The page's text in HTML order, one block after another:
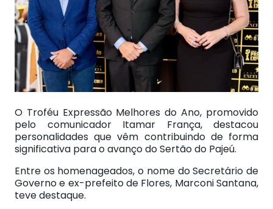
O Troféu Expressão Melhores do Ano, promovido
pelo comunicador Itamar França, destacou
personalidades que vêm contribuindo de forma
significativa para o avanço do Sertão do Pajeú.
Entre os homenageados, o nome do Secretário de
Governo e ex-prefeito de Flores, Marconi Santana,
teve destaque.